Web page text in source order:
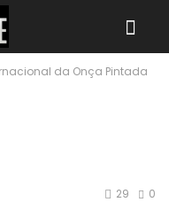
da Onça Pintada
0
29